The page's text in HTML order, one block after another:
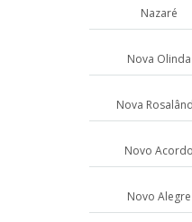
Nazaré
Nova Olinda
Nova
Novo Acordo
Novo Alegre